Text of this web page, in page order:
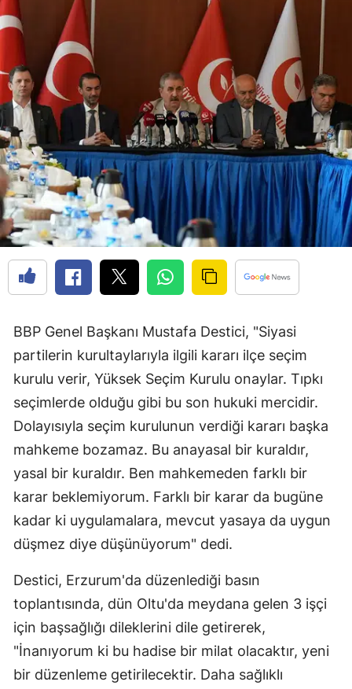
BBP Genel Başkanı Mustafa Destici, "Siyasi
partilerin kurultaylarıyla ilgili kararı ilçe seçim
kurulu verir, Yüksek Seçim Kurulu onaylar. Tıpkı
seçimlerde olduğu gibi bu son hukuki mercidir.
Dolayısıyla seçim kurulunun verdiği kararı başka
mahkeme bozamaz. Bu anayasal bir kuraldır,
yasal bir kuraldır. Ben mahkemeden farklı bir
karar beklemiyorum. Farklı bir karar da bugüne
kadar ki uygulamalara, mevcut yasaya da uygun
düşmez diye düşünüyorum" dedi.
Destici, Erzurum'da düzenlediği basın
toplantısında, dün Oltu'da meydana gelen 3 işçi
için başsağlığı dileklerini dile getirerek,
"İnanıyorum ki bu hadise bir milat olacaktır, yeni
bir düzenleme getirilecektir. Daha sağlıklı